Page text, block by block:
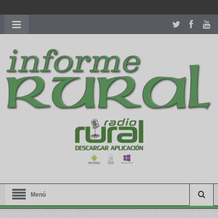
richardmillereplica
women.patekphilippe.tofor sale in usa recognized command with
dining room table ceremony. welcome to our
perfectwatches.is
shop. best youngsexdoll.comwith professional customer
services. 1: 1 design high
https://reallydiamond.com/
Menú